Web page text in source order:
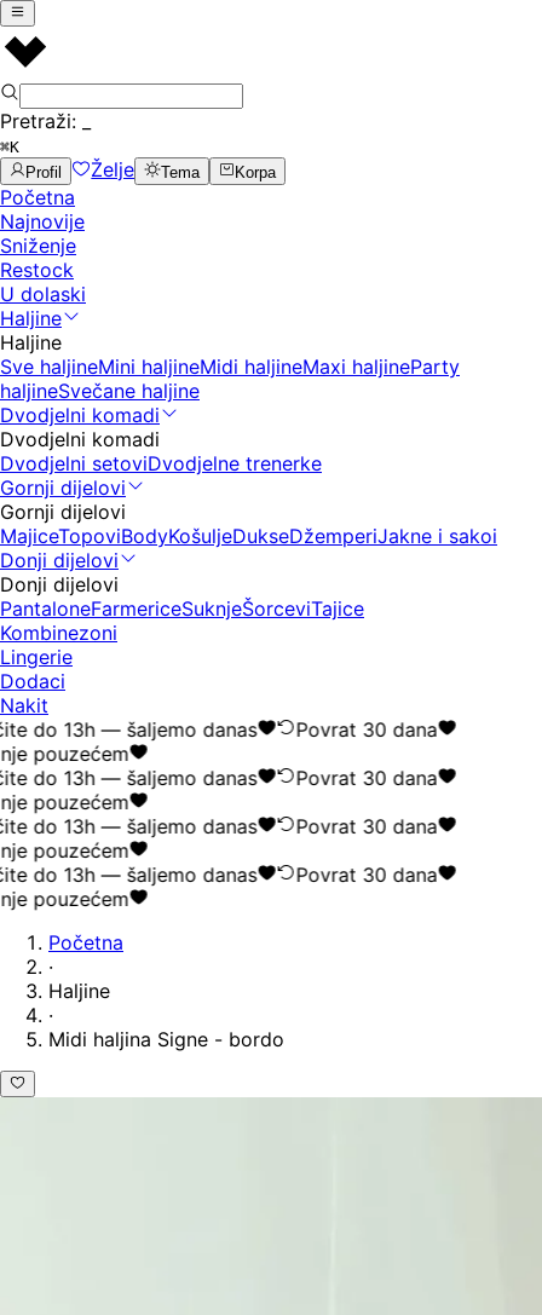
Pretraži:
⌘K
Profil
Želje Tema Korpa
Početna
Najnovije
Sniženje
Restock
U dolaski
Haljine
Haljine
Sve haljineMini haljineMidi haljineMaxi haljineParty
haljineSvečane haljine
Dvodjelni komadi
Dvodjelni komadi
Dvodjelni setoviDvodjelne trenerke
Gornji dijelovi
Gornji dijelovi
MajiceTopoviBodyKošuljeDukseDžemperiJakne i sakoi
Donji dijelovi
Donji dijelovi
PantaloneFarmericeSuknjeŠorceviTajice
Kombinezoni
Lingerie
Dodaci
Nakit
do 13h — šaljemo danas
Povrat 30 dana
pouzećem
do 13h — šaljemo danas
Povrat 30 dana
pouzećem
do 13h — šaljemo danas
Povrat 30 dana
pouzećem
do 13h — šaljemo danas
Povrat 30 dana
pouzećem
Početna
·
Haljine
·
Midi haljina Signe - bordo